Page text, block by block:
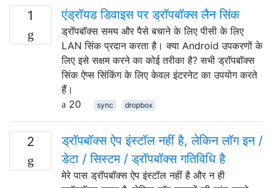
1 एंड्रॉयड डिवाइस पर ड्रॉपबॉक्स लैन सिंक
ड्रॉपबॉक्स समय और पैसे बचाने के लिए पीसी के लिए
LAN सिंक प्रदान करता है। क्या Android उपकरणों के
लिए इसे सक्षम करने का कोई तरीका है? सभी ड्रॉपबॉक्स
सिंक ऐप्स सिंकिंग के लिए केवल इंटरनेट का उपयोग करते
हैं।
20
sync dropbox
2
ड्रॉपबॉक्स ऐप इंस्टॉल नहीं है, लेकिन लॉग इन /
डेटा / सिस्टम / ड्रॉपबॉक्स गतिविधि है
मेरे पास ड्रॉपबॉक्स ऐप इंस्टॉल नहीं है और न ही